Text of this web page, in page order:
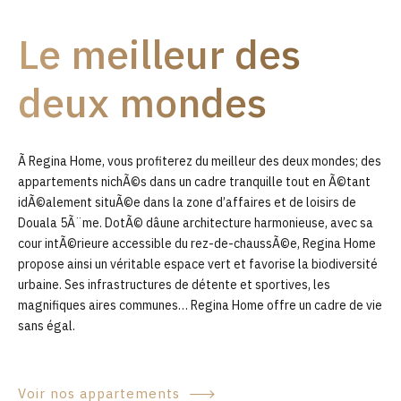
0
Le meilleur des
deux mondes
Ã Regina Home, vous profiterez du meilleur des deux mondes; des
appartements nichÃ©s dans un cadre tranquille tout en Ã©tant
idÃ©alement situÃ©e dans la zone d’affaires et de loisirs de
Douala 5Ã¨me. DotÃ© dâune architecture harmonieuse, avec sa
cour intÃ©rieure accessible du rez-de-chaussÃ©e, Regina Home
propose ainsi un véritable espace vert et favorise la biodiversité
urbaine. Ses infrastructures de détente et sportives, les
magnifiques aires communes… Regina Home offre un cadre de vie
sans égal.
Voir nos appartements